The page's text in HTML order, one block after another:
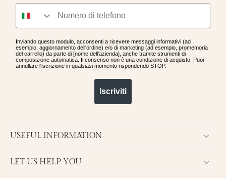
Inviando questo modulo, acconsenti a ricevere messaggi informativi (ad
esempio, aggiornamento dell'ordine) e/o di marketing (ad esempio, promemoria
del carrello) da parte di [nome dell'azienda], anche tramite strumenti di
composizione automatica. Il consenso non è una condizione di acquisto. Puoi
annullare l'iscrizione in qualsiasi momento rispondendo STOP.
Iscriviti
USEFUL INFORMATION
LET US HELP YOU